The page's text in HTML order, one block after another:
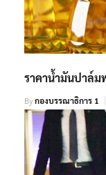
ราคาน้ำมันปาล์ม
Byกองบรรณาธิการ 1